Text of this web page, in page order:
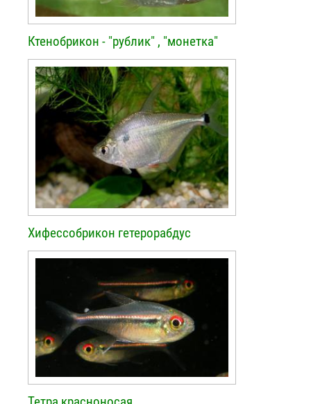
Ктенобрикон - "рублик" , "монетка"
Хифессобрикон гетерорабдус